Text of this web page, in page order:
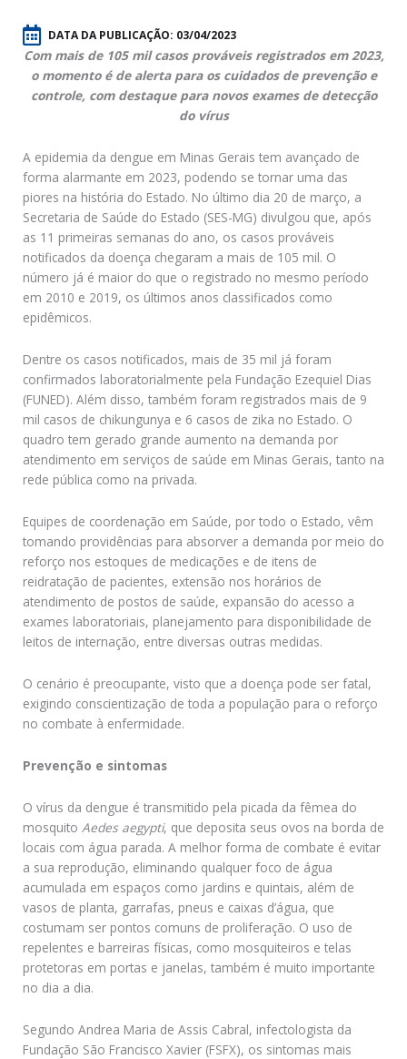
DATA DA PUBLICAÇÃO: 03/04/2023
Com mais de 105 mil casos prováveis registrados em 2023,
o momento é de alerta para os cuidados de prevenção e
controle, com destaque para novos exames de detecção
do vírus
A epidemia da dengue em Minas Gerais tem avançado de
forma alarmante em 2023, podendo se tornar uma das
piores na história do Estado. No último dia 20 de março, a
Secretaria de Saúde do Estado (SES-MG) divulgou que, após
as 11 primeiras semanas do ano, os casos prováveis
notificados da doença chegaram a mais de 105 mil. O
número já é maior do que o registrado no mesmo período
em 2010 e 2019, os últimos anos classificados como
epidêmicos.
Dentre os casos notificados, mais de 35 mil já foram
confirmados laboratorialmente pela Fundação Ezequiel Dias
(FUNED). Além disso, também foram registrados mais de 9
mil casos de chikungunya e 6 casos de zika no Estado. O
quadro tem gerado grande aumento na demanda por
atendimento em serviços de saúde em Minas Gerais, tanto na
rede pública como na privada.
Equipes de coordenação em Saúde, por todo o Estado, vêm
tomando providências para absorver a demanda por meio do
reforço nos estoques de medicações e de itens de
reidratação de pacientes, extensão nos horários de
atendimento de postos de saúde, expansão do acesso a
exames laboratoriais, planejamento para disponibilidade de
leitos de internação, entre diversas outras medidas.
O cenário é preocupante, visto que a doença pode ser fatal,
exigindo conscientização de toda a população para o reforço
no combate à enfermidade.
Prevenção e sintomas
O vírus da dengue é transmitido pela picada da fêmea do
mosquito Aedes aegypti, que deposita seus ovos na borda de
locais com água parada. A melhor forma de combate é evitar
a sua reprodução, eliminando qualquer foco de água
acumulada em espaços como jardins e quintais, além de
vasos de planta, garrafas, pneus e caixas d’água, que
costumam ser pontos comuns de proliferação. O uso de
repelentes e barreiras físicas, como mosquiteiros e telas
protetoras em portas e janelas, também é muito importante
no dia a dia.
Segundo Andrea Maria de Assis Cabral, infectologista da
Fundação São Francisco Xavier (FSFX), os sintomas mais